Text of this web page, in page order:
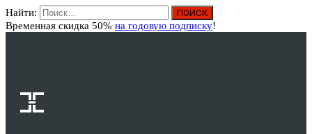
Найти:
Временная скидка 50% на годовую подписку!